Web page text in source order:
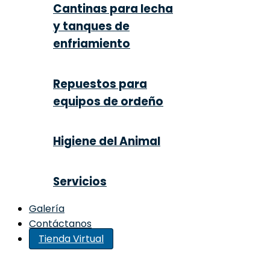
Cantinas para lecha
y tanques de
enfriamiento
Repuestos para
equipos de ordeño
Higiene del Animal
Servicios
Galería
Contáctanos
Tienda Virtual